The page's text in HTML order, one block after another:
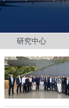
研究中心